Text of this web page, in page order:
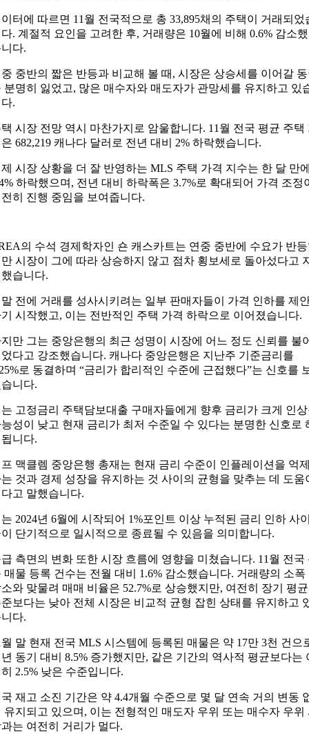
터에 따르면 11월 전국적으로 총 33,895채의 주택이 거래되었
. 계절적 요인을 고려한 후, 거래량은 10월에 비해 0.6% 감소했
다.
중반의 짧은 반등과 비교해 볼 때, 시장은 상승세를 이어갈
분명히 잃었고, 많은 매수자와 매도자가 관망세를 유지하고 있
.
시장 전망 역시 마찬가지로 암울합니다. 11월 전국 평균 주택
682,219 캐나다 달러로 전년 대비 2% 하락했습니다.
시장 상황을 더 잘 반영하는 MLS 주택 가격 지수는 한 달 만
하락했으며, 전년 대비 하락폭은 3.7%로 확대되어 가격 조정
히 진행 중임을 보여줍니다.
의 수석 경제학자인 숀 캐스카트는 연중 중반에 수요가 반
시장이 그에 따라 상승하지 않고 점차 횡보세로 돌아섰다고
습니다.
전에 거래를 성사시키려는 일부 판매자들이 가격 인하를 제
시작했고, 이는 전반적인 주택 가격 하락으로 이어졌습니다.
만 그는 중앙은행의 최근 성명이 시장에 어느 정도 신뢰를 불
다고 강조했습니다. 캐나다 중앙은행은 지난주 기준금리를
로 동결하며 “금리가 합리적인 수준에 근접했다”는 신호를
니다.
고정금리 주택담보대출 구매자들에게 향후 금리가 크게 인
성이 낮고 현재 금리가 최저 수준일 수 있다는 분명한 신호로
니다.
맥클렘 중앙은행 총재는 현재 금리 수준이 인플레이션을 억
것과 경제 성장을 유지하는 것 사이의 균형을 맞추는 데 도움
고 말했습니다.
2024년 6월에 시작되어 1%포인트 이상 누적된 금리 인하 사
단기적으로 일시적으로 종료될 수 있음을 의미합니다.
측면의 변화 또한 시장 흐름에 영향을 미쳤습니다. 11월 전국
매물 등록 건수는 전월 대비 1.6% 감소했습니다. 거래량의 소폭
와 맞물려 매매 비율은 52.7%로 상승했지만, 여전히 장기 평균
보다는 낮아 전체 시장은 비교적 균형 잡힌 상태를 유지하고
다.
월 말 현재 전국 MLS 시스템에 등록된 매물은 약 17만 3천 건으
동기 대비 8.5% 증가했지만, 같은 기간의 역사적 평균보다는
2.5% 낮은 수준입니다.
재고 소진 기간은 약 4.4개월 수준으로 몇 달 연속 거의 변동
유지되고 있으며, 이는 전형적인 매도자 우위 또는 매수자 우위
는 여전히 거리가 멀다.